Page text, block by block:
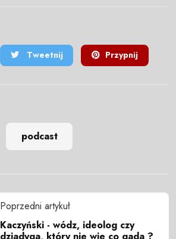
Tweetnij Przypnij
podcast
Poprzedni artykuł
Kaczyński - wódz, ideolog czy